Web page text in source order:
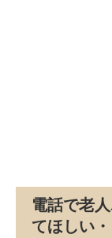
電話で老
てほしい